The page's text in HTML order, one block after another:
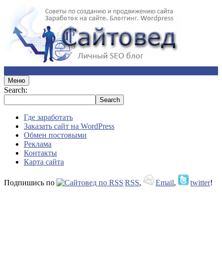
Меню
Search:
Где заработать
Заказать сайт на WordPress
Обмен постовыми
Реклама
Контакты
Карта сайта
Подпишись по RSS, Email, twitter!